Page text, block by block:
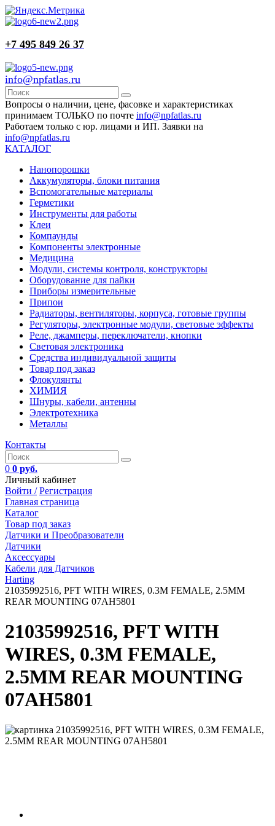
+7 495 849 26 37
info@npfatlas.ru
Вопросы о наличии, цене, фасовке и характеристиках
принимаем ТОЛЬКО по почте info@npfatlas.ru
Работаем только с юр. лицами и ИП. Заявки на
info@npfatlas.ru
КАТАЛОГ
Нанопорошки
Аккумуляторы, блоки питания
Вспомогательные материалы
Герметики
Инструменты для работы
Клеи
Компаунды
Компоненты электронные
Медицина
Модули, системы контроля, конструкторы
Оборудование для пайки
Приборы измерительные
Припои
Радиаторы, вентиляторы, корпуса, готовые группы
Регуляторы, электронные модули, световые эффекты
Реле, джамперы, переключатели, кнопки
Световая электроника
Средства индивидуальной защиты
Товар под заказ
Флокулянты
ХИМИЯ
Шнуры, кабели, антенны
Электротехника
Металлы
Контакты
0 0 руб.
Личный кабинет
Войти / Регистрация
Главная страница
Каталог
Товар под заказ
Датчики и Преобразователи
Датчики
Аксессуары
Кабели для Датчиков
Harting
21035992516, PFT WITH WIRES, 0.3M FEMALE, 2.5MM
REAR MOUNTING 07AH5801
21035992516, PFT WITH
WIRES, 0.3M FEMALE,
2.5MM REAR MOUNTING
07AH5801